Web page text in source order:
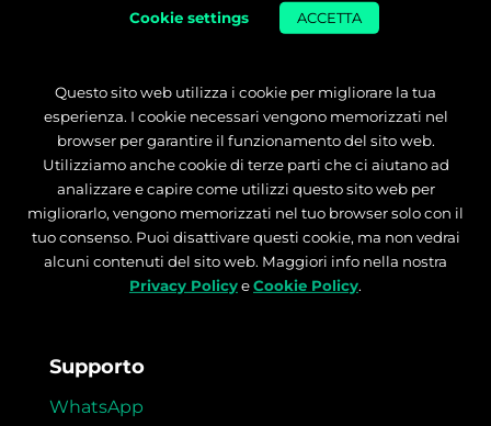
Master
Supporto Ricerca Lavoro
Garanzia Money Back
Risorse gratuite
Orientamento
Supporto
WhatsApp
Cookie settings
ACCETTA
Questo sito web utilizza i cookie per migliorare la tua
esperienza. I cookie necessari vengono memorizzati nel
browser per garantire il funzionamento del sito web.
Utilizziamo anche cookie di terze parti che ci aiutano ad
analizzare e capire come utilizzi questo sito web per
migliorarlo, vengono memorizzati nel tuo browser solo con il
tuo consenso. Puoi disattivare questi cookie, ma non vedrai
alcuni contenuti del sito web. Maggiori info nella nostra
Privacy PolicyeCookie Policy.